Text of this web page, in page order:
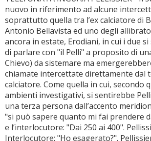
nuovo in riferimento ad alcune
soprattutto quella tra l’ex calciatore di
Antonio Bellavista ed uno degli
ancora in estate, Erodiani, in cui i due
di parlare con "il Pelli" a proposito di
Chievo) da sistemare ma
chiamate intercettate direttamente dal
calciatore. Come quella in cui, secondo
ambienti investigativi, si sentirebbe
una terza persona dall’accento
"si può sapere quanto mi fai prendere
e l’interlocutore: "Dai 250 ai 400".
Interlocutore: "Ho esagerato?".